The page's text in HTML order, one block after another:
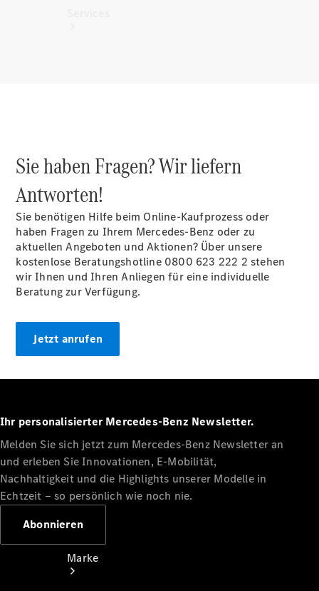
Ladelösungen
Servicetermin
vereinbaren
Service &
Reparatur
Pannen- &
Schadenhilfe
Miete
Mercedes-
Benz Apps
Marke
Sie haben Fragen? Wir liefern
Antworten!
Sie benötigen Hilfe beim Online-Kaufprozess oder
haben Fragen zu Ihrem Mercedes-Benz oder zu
aktuellen Angeboten und Aktionen? Über unsere
kostenlose Beratungshotline 0800 623 222 2 stehen
wir Ihnen und Ihren Anliegen für eine individuelle
Beratung zur Verfügung.
Jetzt anrufen
Ihr personalisierter Mercedes-Benz Newsletter.
Melden Sie sich jetzt zum Mercedes-Benz Newsletter an
und erleben Sie Innovationen, E-Mobilität,
Nachhaltigkeit und die Highlights unserer Modelle in
Echtzeit ‒ so persönlich wie noch nie.
Abonnieren